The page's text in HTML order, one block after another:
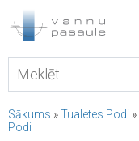
Sākums »Tualetes Podi »
Podi